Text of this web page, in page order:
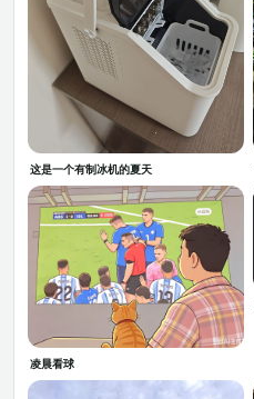
这是一个有制冰机的夏天
凌晨看球